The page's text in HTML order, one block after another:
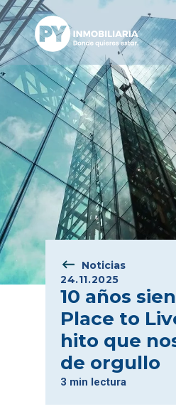
Noticias
24.11.2025
10 años
Place to
hito que
de orgullo
3 min lectura